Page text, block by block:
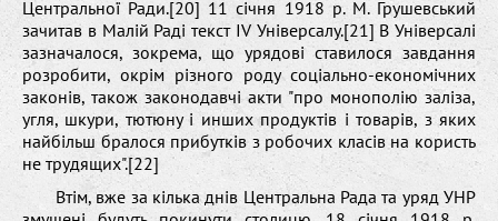
Центральної Ради.[20] 11 січня 1918 р. М. Грушевський
зачитав в Малій Раді текст IV Універсалу.[21] В Універсалі
зазначалося, зокрема, що урядові ставилося завдання
розробити, окрім різного роду соціально-економічних
законів, також законодавчі акти "про монополію заліза,
угля, шкури, тютюну і инших продуктів і товарів, з яких
найбільш бралося прибутків з робочих класів на користь
не трудящих".[22]
Втім, вже за кілька днів Центральна Рада та уряд УНР